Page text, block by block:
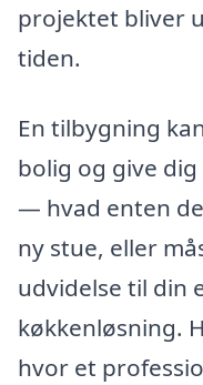
projektet bliver
tiden.
En tilbygning
bolig og give
— hvad enten
ny stue, eller
udvidelse til din
køkkenløsning.
hvor et